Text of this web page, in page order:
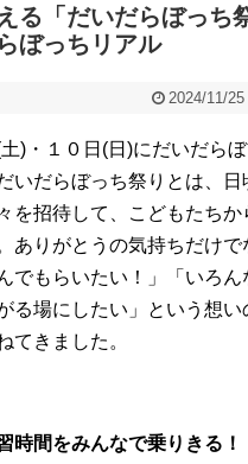
る「だいだらぼっち
ぼっちリアル
2024/11/25
)・１０日(日)にだいだら
いだらぼっち祭りとは、
を招待して、こどもたちか
ありがとうの気持ちだけ
でもらいたい！」「いろん
る場にしたい」という想
てきました。
時間をみんなで乗りきる